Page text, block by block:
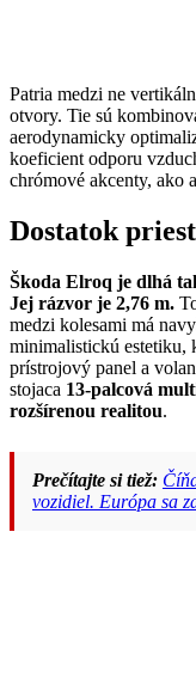
Patria medzi ne
otvory. Tie sú
aerodynamicky
koeficient odporu
chrómové akcenty, ako
Dostatok
Škoda Elroq je dlhá
Jej rázvor je 2,76 m.
medzi kolesami má
minimalistickú estetiku,
prístrojový panel a
stojaca 13-palcová
rozšírenou realitou.
Prečítajte si tiež:
vozidiel. Európa sa